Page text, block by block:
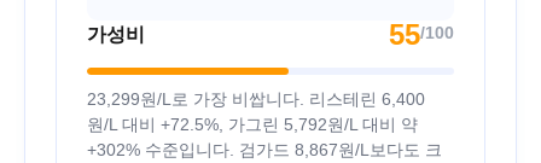
가성비 55/100
23,299원/L로 가장 비쌉니다. 리스테린 6,400
원/L 대비 +72.5%, 가그린 5,792원/L 대비 약
+302% 수준입니다. 검가드 8,867원/L보다도 크